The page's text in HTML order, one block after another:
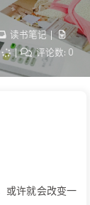
读书笔记 |
| 评论数: 0
或许就会改变一